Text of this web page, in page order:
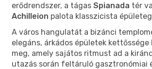
erődrendszer, a tágas Spianada tér
Achilleion palota klasszicista
A város hangulatát a bizánci
elegáns, árkádos épületek kettőssége
meg, amely sajátos ritmust ad a
utazás során feltáruló gasztronómiai